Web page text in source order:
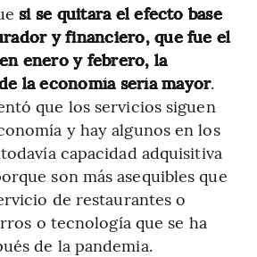
si se quitara el efecto base
y financiero, que fue el
enero y febrero, la
la economía sería mayor.
que los servicios siguen
y hay algunos en los
capacidad adquisitiva
son más asequibles que
de restaurantes o
o tecnología que se ha
de la pandemia.